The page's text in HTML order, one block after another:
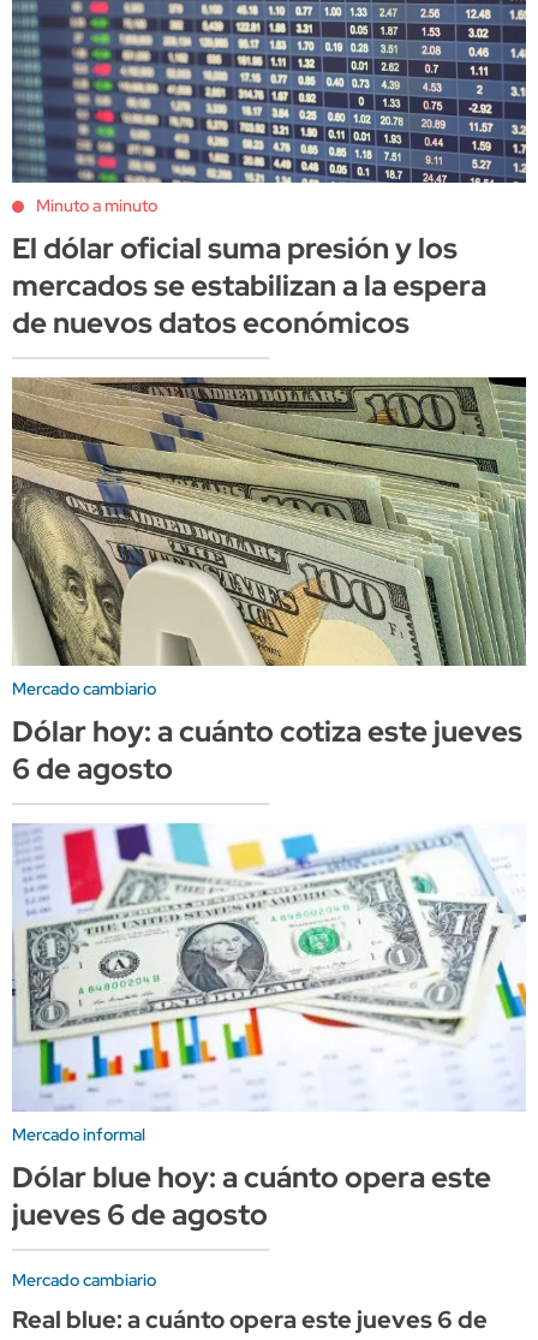
Minuto a minuto
El dólar oficial suma presión y los
mercados se estabilizan a la espera
de nuevos datos económicos
Mercado cambiario
Dólar hoy: a cuánto cotiza este jueves
6 de agosto
Mercado informal
Dólar blue hoy: a cuánto opera este
jueves 6 de agosto
Mercado cambiario
Real blue: a cuánto opera este jueves 6 de